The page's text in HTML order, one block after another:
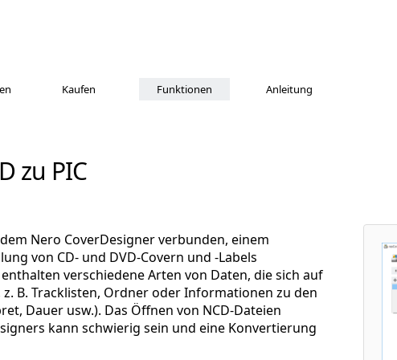
Kaufen Funktionen Anleitung
zu PIC
Nero CoverDesigner verbunden, einem
von CD- und DVD-Covern und -Labels
verschiedene Arten von Daten, die sich auf
B. Tracklisten, Ordner oder Informationen zu den
Dauer usw.). Das Öffnen von NCD-Dateien
kann schwierig sein und eine Konvertierung